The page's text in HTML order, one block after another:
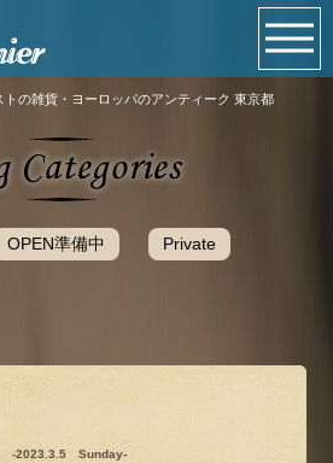
の雑貨・ヨーロッパのアンティーク 東京都
OPEN準備中 Private
-2023.3.5 Sunday-